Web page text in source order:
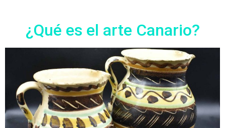
¿Qué es el arte Canario?